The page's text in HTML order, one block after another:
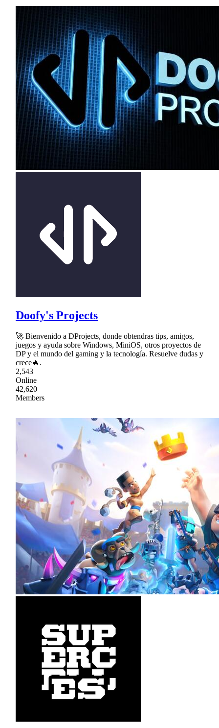
Doofy's Projects
🚀 Bienvenido a DProjects, donde obtendras tips, amigos,
juegos y ayuda sobre Windows, MiniOS, otros proyectos de
DP y el mundo del gaming y la tecnología. Resuelve dudas y
crece🔥.
2,543
Online
42,620
Members